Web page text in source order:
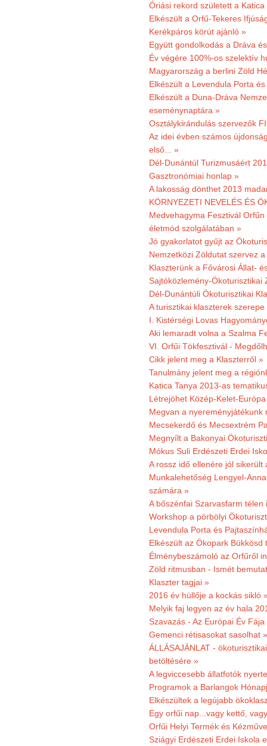
Óriási rekord született a Katica
Elkészült a Orfű-Tekeres
Kerékpáros körút ajánló »
Együtt gondolkodás a Dráva
Év végére 100%-os szelektív
Magyarország a berlini Zöld
Elkészült a Levendula Porta
Elkészült a Duna-Dráva
eseménynaptára »
Osztálykirándulás szervezők
Az idei évben számos
első... »
Dél-Dunántúl Turizmusáért
Gasztronómiai honlap »
A lakosság dönthet 2013
KÖRNYEZETI NEVELÉS ÉS
Medvehagyma Fesztivál
életmód szolgálatában »
Jó gyakorlatot gyűjt az
Nemzetközi Zöldutat szervez
Klaszterünk a Fővárosi Állat-
Sajtóközlemény-Ökoturisztikai
Dél-Dunántúli Ökoturisztikai
A turisztikai klaszterek
I. Kistérségi Lovas
Aki lemaradt volna a Szalma
VI. Orfűi Tökfesztivál -
Cikk jelent meg a Klaszterről »
Tanulmány jelent meg a
Katica Tanya 2013-as
Létrejöhet Közép-Kelet-
Megvan a nyereményjátékunk
Mecsekerdő és Mecsextrém
Megnyílt a Bakonyai
Mókus Suli Erdészeti Erdei
A rossz idő ellenére jól sikerült
Munkalehetőség Lengyel-
számára »
A bőszénfai Szarvasfarm
Workshop a pörbölyi
Levendula Porta és
Elkészült az Ökopark
Élménybeszámoló az Orfűről
Zöld ritmusban - Ismét
Klaszter tagjai »
2016 év hüllője a kockás sikló
Melyik faj legyen az év hala
Szavazás - Az Európai Év
Gemenci rétisasokat sasolhat »
ÁLLÁSAJÁNLAT -
betöltésére »
A legviccesebb állatfotók
Programok a Barlangok
Elkészültek a legújabb
Egy orfűi nap...vagy kettő,
Orfűi Helyi Termék és
Sziágyi Erdészeti Erdei Iskola